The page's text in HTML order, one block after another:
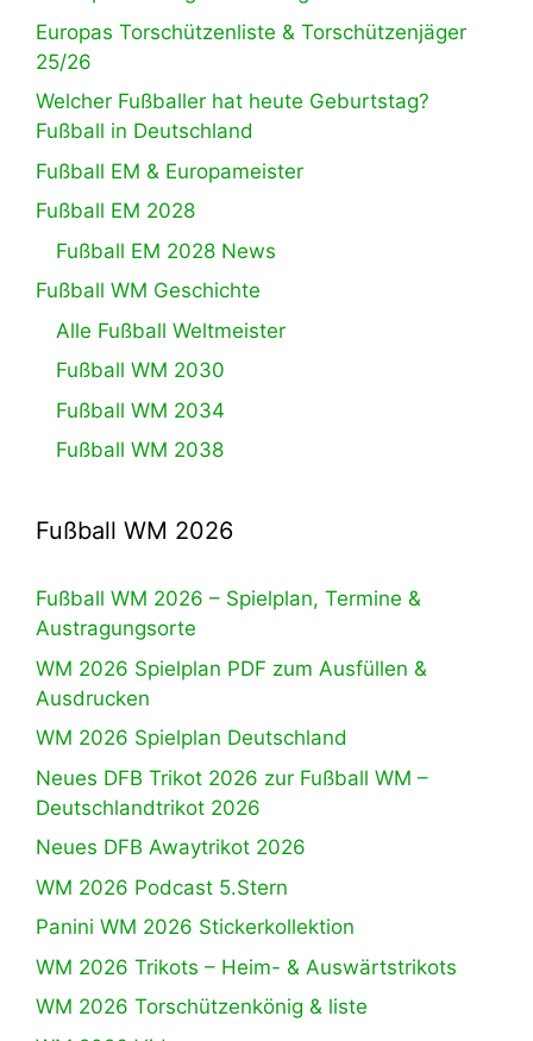
Europas Torschützenliste & Torschützenjäger
25/26
Welcher Fußballer hat heute Geburtstag?
Fußball in Deutschland
Fußball EM & Europameister
Fußball EM 2028
Fußball EM 2028 News
Fußball WM Geschichte
Alle Fußball Weltmeister
Fußball WM 2030
Fußball WM 2034
Fußball WM 2038
Fußball WM 2026
Fußball WM 2026 – Spielplan, Termine &
Austragungsorte
WM 2026 Spielplan PDF zum Ausfüllen &
Ausdrucken
WM 2026 Spielplan Deutschland
Neues DFB Trikot 2026 zur Fußball WM –
Deutschlandtrikot 2026
Neues DFB Awaytrikot 2026
WM 2026 Podcast 5.Stern
Panini WM 2026 Stickerkollektion
WM 2026 Trikots – Heim- & Auswärtstrikots
WM 2026 Torschützenkönig & liste